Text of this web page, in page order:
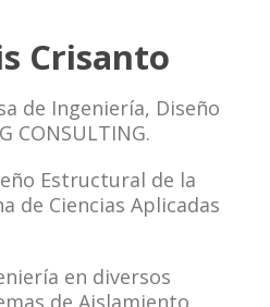
Crisanto
de Ingeniería, Diseño
CONSULTING.
Estructural de la
de Ciencias Aplicadas
en diversos